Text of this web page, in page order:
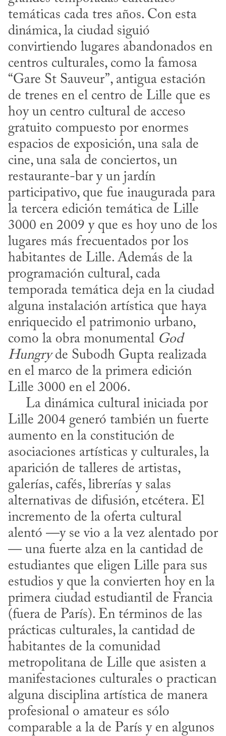
temáticas cada tres años. Con esta
dinámica, la ciudad siguió
convirtiendo lugares abandonados en
centros culturales, como la famosa
“Gare St Sauveur”, antigua estación
de trenes en el centro de Lille que es
hoy un centro cultural de acceso
gratuito compuesto por enormes
espacios de exposición, una sala de
cine, una sala de conciertos, un
restaurante-bar y un jardín
participativo, que fue inaugurada para
la tercera edición temática de Lille
3000 en 2009 y que es hoy uno de los
lugares más frecuentados por los
habitantes de Lille. Además de la
programación cultural, cada
temporada temática deja en la ciudad
alguna instalación artística que haya
enriquecido el patrimonio urbano,
como la obra monumental God
Hungry de Su­bodh Gupta realizada
en el marco de la primera edición
Lille 3000 en el 2006.
Lille 2004 generó también un fuerte
aumento en la constitución de
asociaciones artísticas y culturales, la
aparición de talleres de artistas,
galerías, cafés, librerías y salas
alternativas de difusión, etcétera. El
incremento de la oferta cultural
alentó —y se vio a la vez alentado por
— una fuerte alza en la cantidad de
estudiantes que eligen Lille para sus
estudios y que la convierten hoy en la
primera ciudad estudiantil de Francia
(fuera de París). En términos de las
prácticas culturales, la cantidad de
habitantes de la comunidad
metropolitana de Lille que asisten a
manifestaciones culturales o practican
alguna disciplina artística de manera
profesional o amateur es sólo
comparable a la de París y en algunos